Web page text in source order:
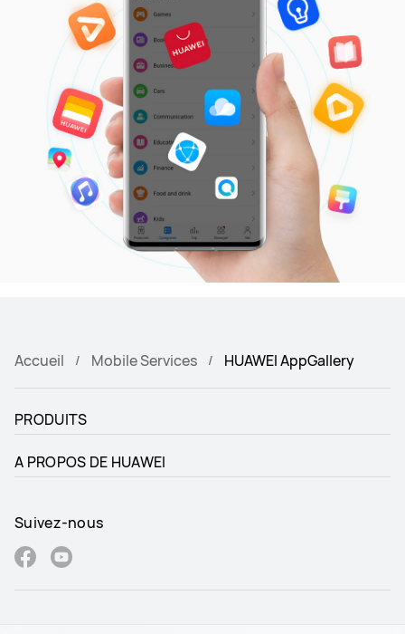
Accueil Mobile Services HUAWEI AppGallery
PRODUITS
A PROPOS DE HUAWEI
Suivez-nous